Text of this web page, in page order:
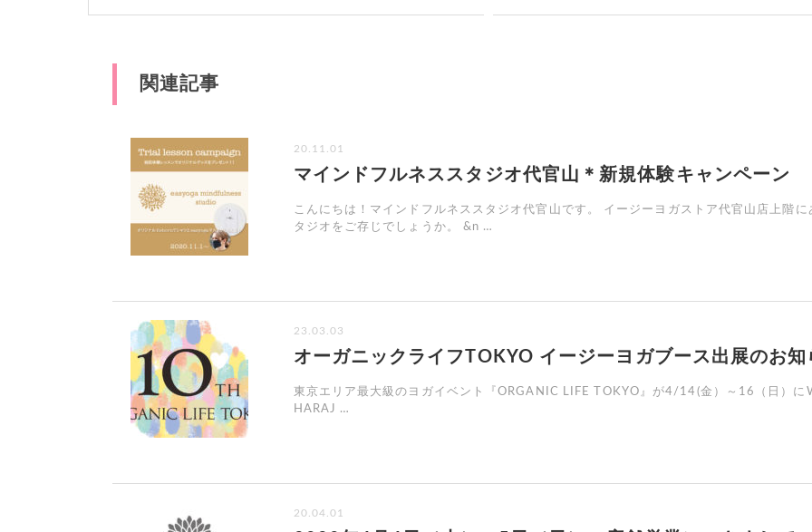
関連記事
20.11.01
マインドフルネススタジオ代官山＊新規体験キャンペーン
こんにちは！マインドフルネススタジオ代官山です。 イージーヨガストア代官山店上階に
タジオをご存じでしょうか。 &n …
23.03.03
オーガニックライフTOKYO イージーヨガブース出展のお知
東京エリア最大級のヨガイベント『ORGANIC LIFE TOKYO』が4/14(金）～16（日）に
HARAJ …
20.04.01